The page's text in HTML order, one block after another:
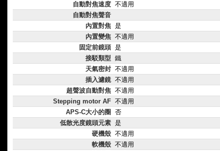
自動對焦速度 不適用
自動對焦聲音
內置對焦 是
內置變焦 不適用
固定前鏡頭 是
接駁類型 鐵
天氣密封 不適用
插入濾鏡 不適用
超聲波自動對焦 不適用
Stepping motor AF 不適用
APS-C大小的圈
否
低散光度鏡頭元素 是
硬機殼 不適用
軟機殼 不適用